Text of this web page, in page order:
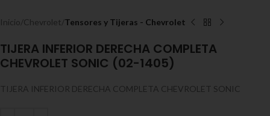
Inicio Chevrolet Tensores y Tijeras - Chevrolet
TIJERA INFERIOR DERECHA COMPLETA
CHEVROLET SONIC (02-1405)
TIJERA INFERIOR DERECHA COMPLETA CHEVROLET SONIC